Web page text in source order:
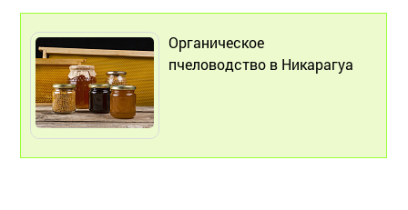
Органическое
пчеловодство в Никарагуа